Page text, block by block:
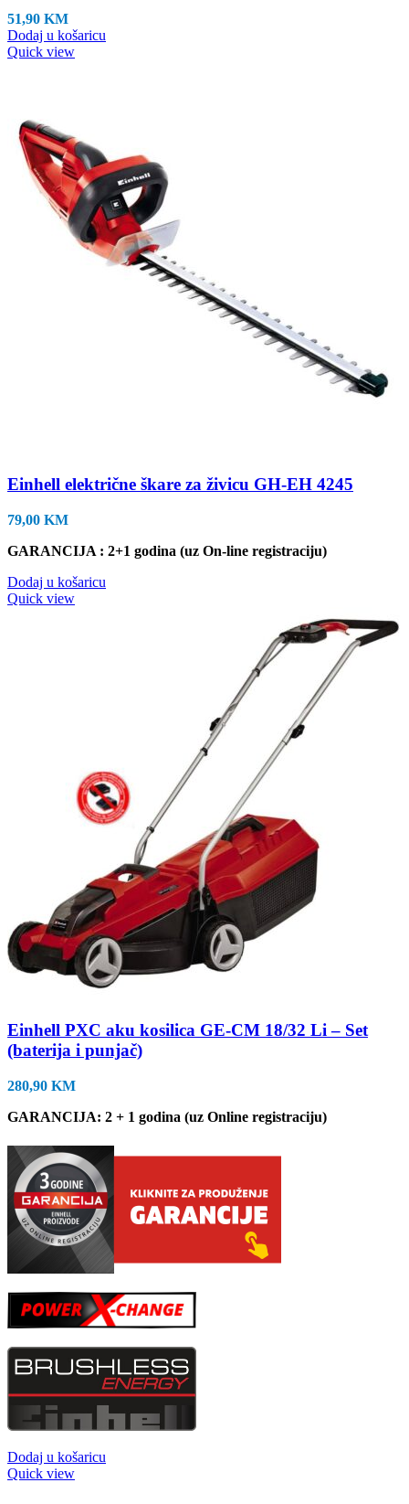
51,90 KM
Dodaj u košaricu
Quick view
Einhell električne škare za živicu GH-EH 4245
79,00 KM
GARANCIJA : 2+1 godina (uz On-line registraciju)
Dodaj u košaricu
Quick view
Einhell PXC aku kosilica GE-CM 18/32 Li – Set
(baterija i punjač)
280,90 KM
GARANCIJA: 2 + 1 godina (uz Online registraciju)
Dodaj u košaricu
Quick view